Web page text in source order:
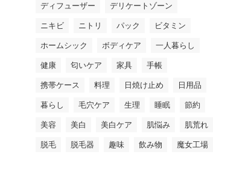
ディフューザー デリケートゾーン
ニキビ ニトリ パック ビタミン
ホームシック ボディケア 一人暮らし
健康 匂いケア 家具 手帳
携帯ケース 料理 日焼け止め 日用品
暮らし 毛穴ケア 生理 睡眠 節約
美容 美白 美白ケア 肌悩み 肌荒れ
脱毛 脱毛器 趣味 飲み物 魔女工場